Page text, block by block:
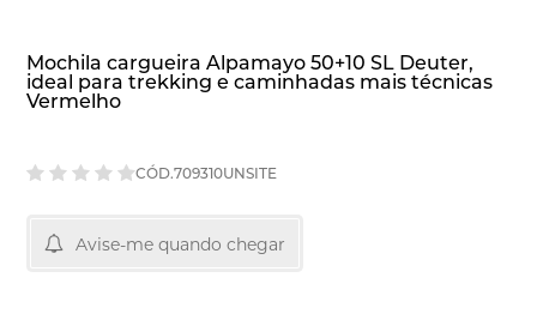
Mochila cargueira Alpamayo 50+10 SL Deuter,
ideal para trekking e caminhadas mais técnicas
Vermelho
CÓD.709310UNSITE
Avise-me quando chegar